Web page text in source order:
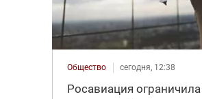
Общество сегодня, 12:38
Росавиация ограничила